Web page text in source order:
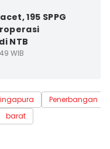
195 SPPG
NTB
WIB
Penerbangan
barat